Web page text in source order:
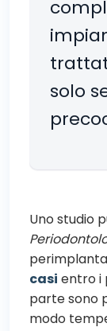
solo
Uno studio
casi entro i
parte sono
modo